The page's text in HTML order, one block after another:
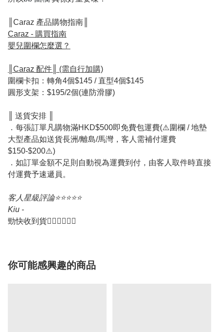
║Caraz 產品購物指南║
Caraz - 購買指南
嬰兒圍欄怎麼選？
║Caraz 配件║ (需自行加購)
圍欄卡扣：轉角4個$145 / 直型4個$145
圓形支架：$195/2個(連防滑膠)
║ 送貨安排 ║
．每張訂單凡購物滿HKD$500即免費包運費(⚠️圍欄 / 地墊
大型產品如送貨長洲/離島/馬灣，客人需補付運費
$150-$200⚠️)
．如訂單金額不足則自動視為運費到付，由客人取件時直接
付運費予速遞員。
客人星級評論⭐️⭐️⭐️⭐️⭐️
Kiu -
勁快收到貨👍🏻👍🏻👍🏻
你可能感興趣的商品